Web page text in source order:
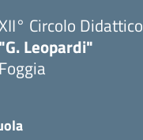
Circolo Didattico
"G. Leopardi"
Foggia